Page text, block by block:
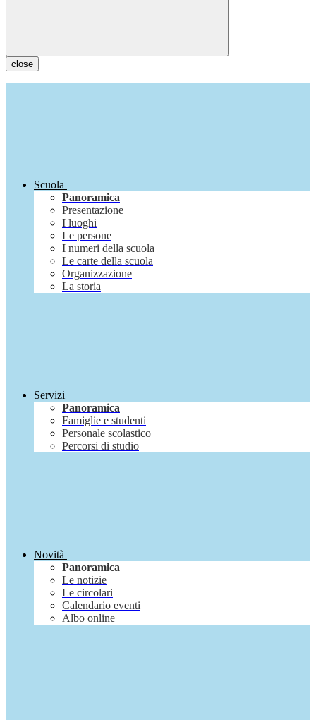
close
Scuola
Panoramica
Presentazione
I luoghi
Le persone
I numeri della scuola
Le carte della scuola
Organizzazione
La storia
Servizi
Panoramica
Famiglie e studenti
Personale scolastico
Percorsi di studio
Novità
Panoramica
Le notizie
Le circolari
Calendario eventi
Albo online